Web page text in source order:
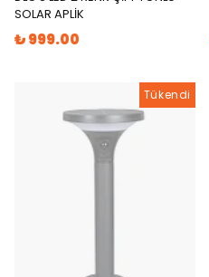
SOLAR APLİK
₺ 999.00
Tükendi